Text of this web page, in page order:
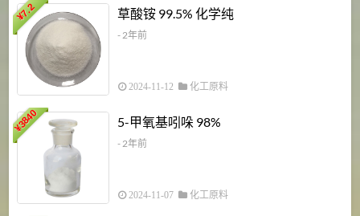
¥
7.2 草酸铵 99.5% 化学纯
- 2年前
2024-11-12 化工原料
¥
3840 5-甲氧基吲哚 98%
- 2年前
2024-11-07 化工原料